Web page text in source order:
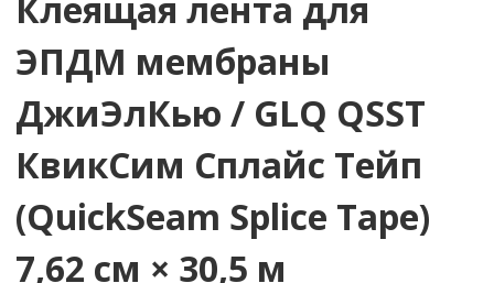
ЭПДМ мембраны
ДжиЭлКью / GLQ QSST
КвикСим Сплайс Тейп
(QuickSeam Splice Tape)
7,62 см × 30,5 м